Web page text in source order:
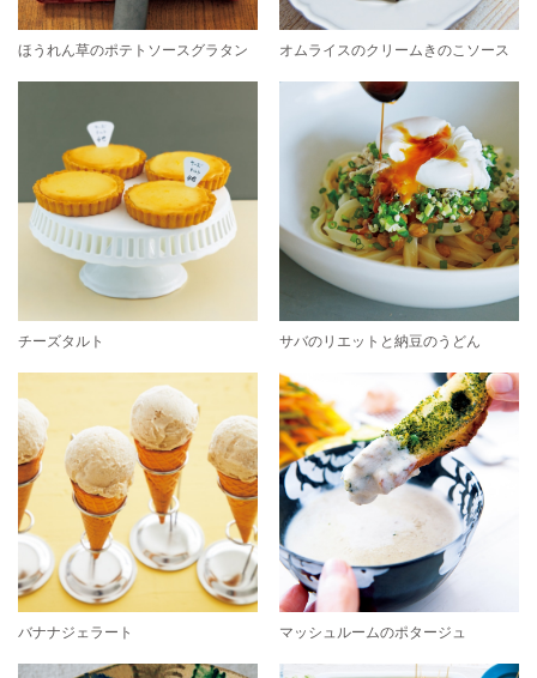
ほうれん草のポテトソースグラタン オムライスのクリームきのこソース
チーズタルト サバのリエットと納豆のうどん
バナナジェラート マッシュルームのポタージュ